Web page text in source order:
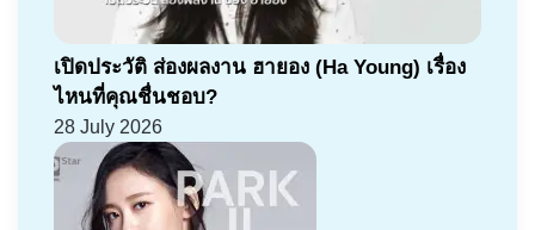
เปิดประวัติ ส่องผลงาน ฮายอง (Ha Young) เรื่อง
ไหนที่คุณชื่นชอบ?
28 July 2026